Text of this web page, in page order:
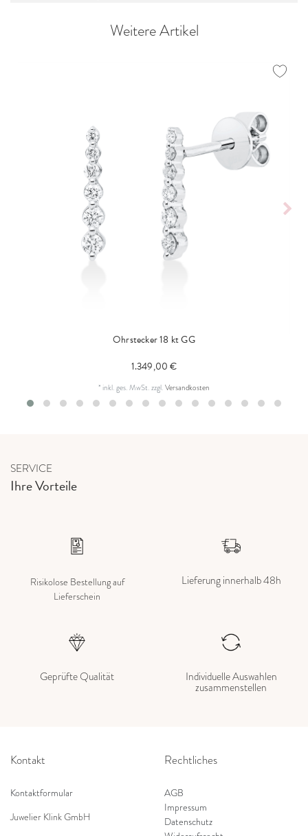
Weitere Artikel
Ohrstecker 18 kt GG
1.349,00 €
* inkl. ges. MwSt.zzgl.Versandkosten
SERVICE
Ihre Vorteile
Risikolose Bestellung auf
Lieferschein
Lieferung innerhalb 48h
Geprüfte Qualität Individuelle Auswahlen
zusammenstellen
Kontakt
Kontaktformular
Juwelier Klink GmbH
Rechtliches
AGB
Impressum
Datenschutz